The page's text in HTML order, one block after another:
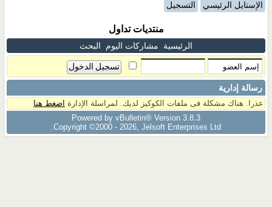
الإستايل الرئيسي التسجيل
منتديات تداول
الرئيسية مشاركات اليوم البحث
رسالة إدارية
عذرا. هناك مشكلة فى ملفات الكوكيز لديك. لمراسلة الإدارة اضغط هنا
Powered by vBulletin® Version 3.8.3
Copyright ©2000 - 2026, Jelsoft Enterprises Ltd.